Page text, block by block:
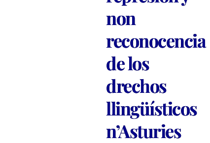
non
reconocencia
de los
drechos
llingüísticos
n’Asturies